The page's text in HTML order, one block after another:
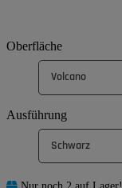
Oberfläche
Volcano
Ausführung
Schwarz